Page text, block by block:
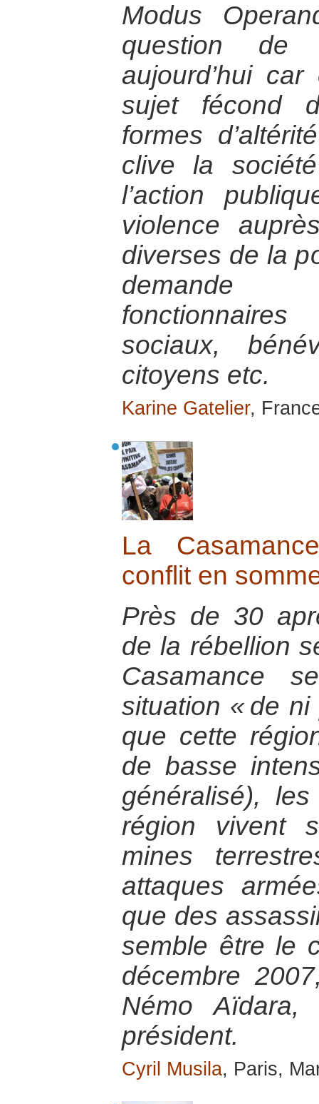
Modus
question de
aujourd’hui
sujet fécond
formes
clive la
l’action
violence
diverses de la
demande
sociaux,
citoyens etc.
Karine Gatelier,
La
conflit en
Près de 30
de la rébellion
Casamance
situation « de
que cette
de basse
généralisé),
région vivent
mines
attaques
que des
semble être le
décembre
Némo Aïdara,
président.
Cyril Musila, Paris,